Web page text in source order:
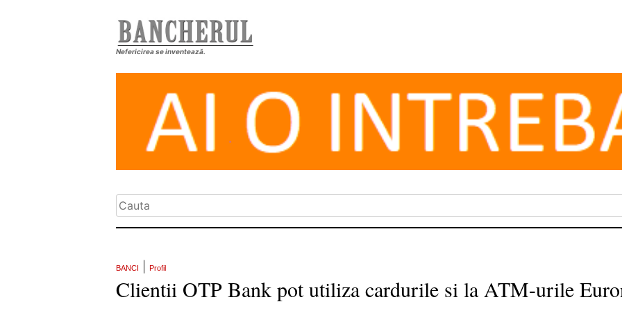
Nefericirea se inventează.
BANCI Profil
Clientii OTP Bank pot utiliza cardurile si la ATM-urile